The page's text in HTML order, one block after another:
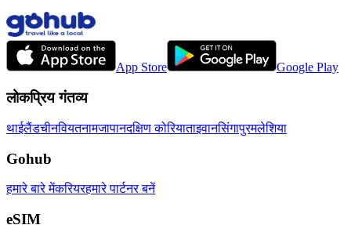
App Store Google Play
लोकप्रिय गंतव्य
थाईलैंडचीनवियतनामजापानदक्षिण कोरियाताइवानसिंगापुरमलेशिया
Gohub
हमारे बारे मेंकरियरहमारे पार्टनर बनें
eSIM